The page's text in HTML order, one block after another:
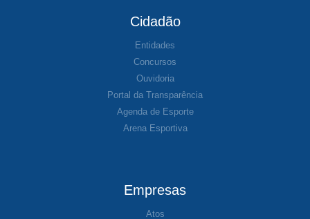
Cidadão
Entidades
Concursos
Ouvidoria
Portal da Transparência
Agenda de Esporte
Arena Esportiva
Empresas
Atos